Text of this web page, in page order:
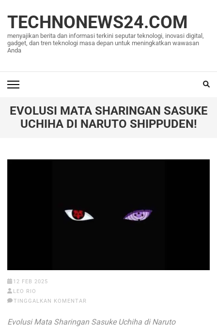
konten
(Tekan
Enter)
TECHNONEWS24.COM
menyajikan berita dan informasi terkini seputar teknologi, inovasi digital,
gadget, dan tren teknologi masa depan untuk meningkatkan wawasan
Anda
EVOLUSI MATA SHARINGAN SASUKE
UCHIHA DI NARUTO SHIPPUDEN!
12 FEB 2025
LEO RIO
TINGGALKAN KOMENTAR
Evolusi Mata Sharingan Sasuke Uchiha di Naruto